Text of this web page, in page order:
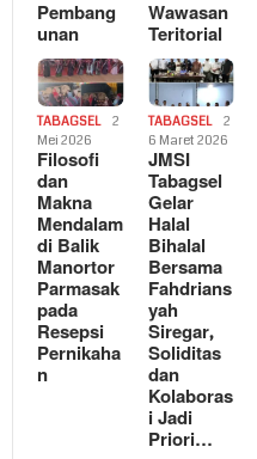
Pembang
unan
Wawasan
Teritorial
TABAGSEL
2
Mei 2026
Filosofi
dan
Makna
Mendalam
di Balik
Manortor
Parmasak
pada
Resepsi
Pernikaha
n
TABAGSEL
2
6 Maret 2026
JMSI
Tabagsel
Gelar
Halal
Bihalal
Bersama
Fahdrians
yah
Siregar,
Soliditas
dan
Kolaboras
i Jadi
Priori…